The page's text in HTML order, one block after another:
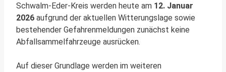
Schwalm-Eder-Kreis werden heute am 12. Januar
2026 aufgrund der aktuellen Witterungslage sowie
bestehender Gefahrenmeldungen zunächst keine
Abfallsammelfahrzeuge ausrücken.
Auf dieser Grundlage werden im weiteren